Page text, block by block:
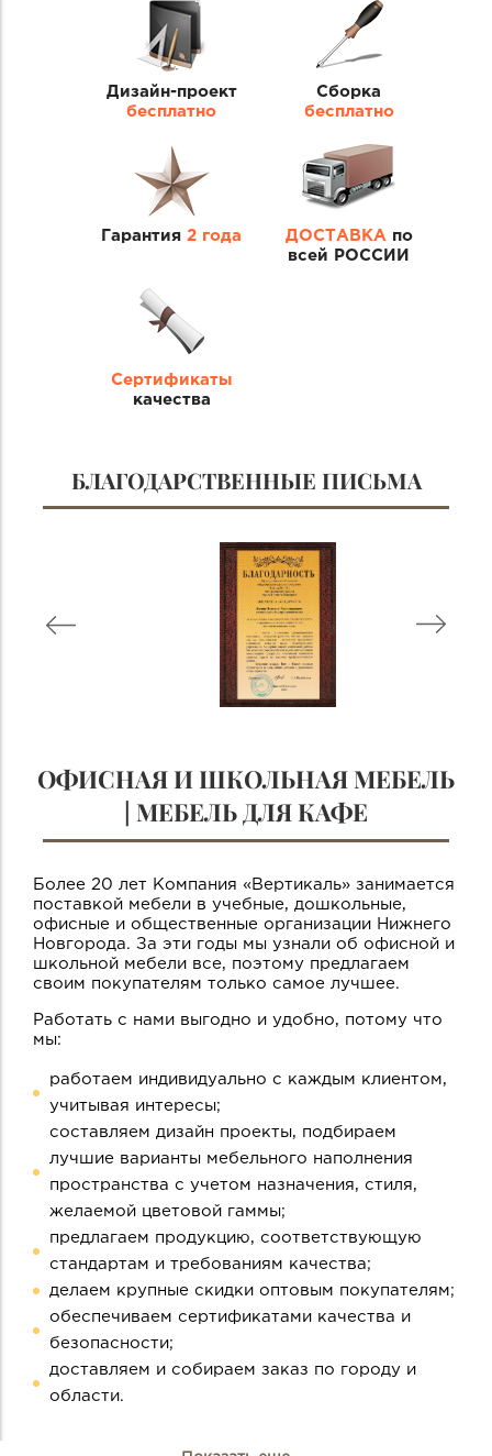
Дизайн-проект
бесплатно
Сборка
бесплатно
Гарантия 2 года ДОСТАВКА по
всей РОССИИ
Сертификаты
качества
БЛАГОДАРСТВЕННЫЕ ПИСЬМА
ОФИСНАЯ И ШКОЛЬНАЯ МЕБЕЛЬ
| МЕБЕЛЬ ДЛЯ КАФЕ
Более 20 лет Компания «Вертикаль» занимается
поставкой мебели в учебные, дошкольные,
офисные и общественные организации Нижнего
Новгорода. За эти годы мы узнали об офисной и
школьной мебели все, поэтому предлагаем
своим покупателям только самое лучшее.
Работать с нами выгодно и удобно, потому что
мы:
работаем индивидуально с каждым клиентом,
учитывая интересы;
составляем дизайн проекты, подбираем
лучшие варианты мебельного наполнения
пространства с учетом назначения, стиля,
желаемой цветовой гаммы;
предлагаем продукцию, соответствующую
стандартам и требованиям качества;
делаем крупные скидки оптовым покупателям;
обеспечиваем сертификатами качества и
безопасности;
доставляем и собираем заказ по городу и
области.